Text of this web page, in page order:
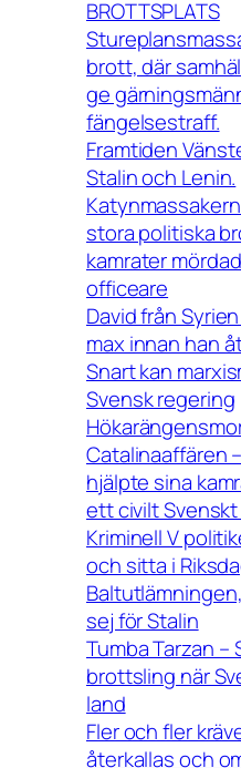
BROTTSPLATS
brott, där
ge
fängelsestraff.
Framtiden
Stalin och Lenin.
stora politiska
kamrater
officeare
David från
max innan han
Snart kan
Svensk regering
Catalinaaffären
hjälpte sina
ett civilt
Kriminell V
och sitta i
sej för Stalin
Tumba Tarzan
brottsling när
land
Fler och fler
återkallas och